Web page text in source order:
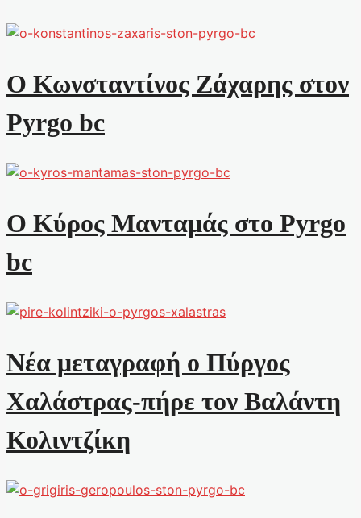
Ο Κωνσταντίνος Ζάχαρης στον
Pyrgo bc
Ο Κύρος Μανταμάς στο Pyrgo
bc
Νέα μεταγραφή ο Πύργος
Χαλάστρας-πήρε τον Βαλάντη
Κολιντζίκη